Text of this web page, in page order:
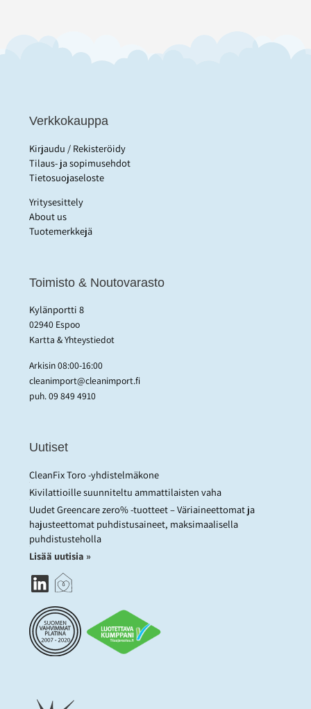
Verkkokauppa
Kirjaudu / Rekisteröidy
Tilaus- ja sopimusehdot
Tietosuojaseloste
Yritysesittely
About us
Tuotemerkkejä
Toimisto & Noutovarasto
Kylänportti 8
02940 Espoo
Kartta & Yhteystiedot
Arkisin 08:00-16:00
cleanimport@cleanimport.fi
puh.09 849 4910
Uutiset
CleanFix Toro -yhdistelmäkone
Kivilattioille suunniteltu ammattilaisten vaha
Uudet Greencare zero% -tuotteet – Väriaineettomat ja
hajusteettomat puhdistusaineet, maksimaalisella
puhdistusteholla
Lisää uutisia »